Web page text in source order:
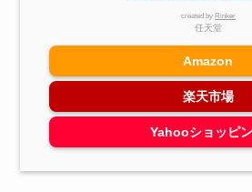
created by Rinker
任天堂
Amazon
楽天市場
Yahooショッピ